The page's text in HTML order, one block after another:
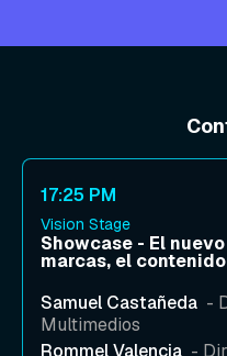
17:25 PM
Vision Stage
Showcase - El
marcas, el
Samuel Castañeda -
Multimedios
Rommel Valencia -